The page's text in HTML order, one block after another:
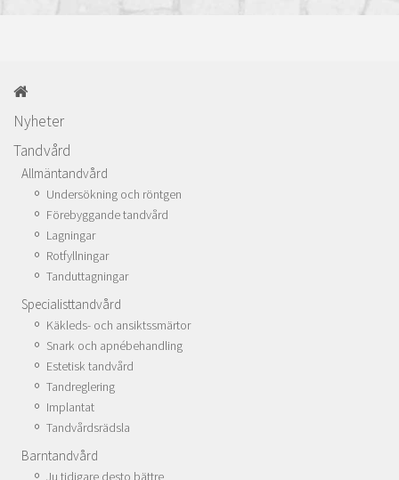
Nyheter
Tandvård
Allmäntandvård
Undersökning och röntgen
Förebyggande tandvård
Lagningar
Rotfyllningar
Tanduttagningar
Specialisttandvård
Käkleds- och ansiktssmärtor
Snark och apnébehandling
Estetisk tandvård
Tandreglering
Implantat
Tandvårdsrädsla
Barntandvård
Ju tidigare desto bättre